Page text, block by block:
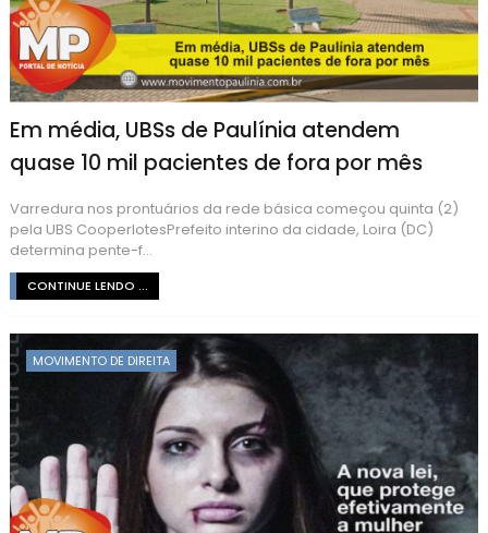
Em média, UBSs de Paulínia atendem
quase 10 mil pacientes de fora por mês
Varredura nos prontuários da rede básica começou quinta (2)
pela UBS CooperlotesPrefeito interino da cidade, Loira (DC)
determina pente-f...
CONTINUE LENDO ...
MOVIMENTO DE DIREITA